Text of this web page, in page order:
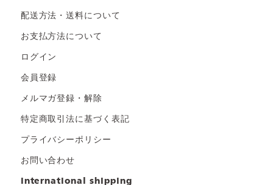
配送方法・送料について
お支払方法について
ログイン
会員登録
メルマガ登録・解除
特定商取引法に基づく表記
プライバシーポリシー
お問い合わせ
international shipping